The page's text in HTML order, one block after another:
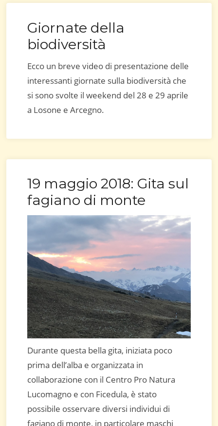
Giornate della
biodiversità
Ecco un breve video di presentazione delle
interessanti giornate sulla biodiversità che
si sono svolte il weekend del 28 e 29 aprile
a Losone e Arcegno.
19 maggio 2018: Gita sul
fagiano di monte
Durante questa bella gita, iniziata poco
prima dell’alba e organizzata in
collaborazione con il Centro Pro Natura
Lucomagno e con Ficedula, è stato
possibile osservare diversi individui di
fagiano di monte, in particolare maschi